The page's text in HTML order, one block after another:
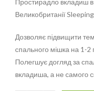
Простирадло вкладиш
Великобританії
Дозволяє підвищити
спального мішка на 1-2
Полегшує догляд за
вкладиша, а не самого